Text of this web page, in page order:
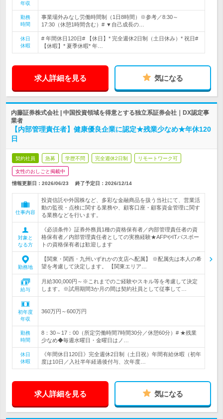
年収
勤務
時間
事業場外みなし労働時間制（1日8時間）※参考／8:30～
17:30（休憩1時間含む）# ▼自己成長の…
休日
休暇
# 年間休日120日# 【休日】* 完全週休2日制（土日休み）* 祝日#
【休暇】* 夏季休暇* 年…
求人詳細を見る 気になる
内藤証券株式会社 | 中国投資領域を得意とする独立系証券会社｜DX認定事
業者
【内部管理責任者】健康優良企業に認定★残業少なめ★年休120
日
契約社員 急募 学歴不問 完全週休2日制 リモートワーク可
女性のおしごと掲載中
情報更新日：2026/06/23 終了予定日： 2026/12/14
仕事内容
投資信託や外国株など、多彩な金融商品を扱う当社にて、営業活
動の監視・点検に関する業務や、顧客口座・顧客資金管理に関す
る業務などを行います。
対象と
なる方
《必須条件》証券外務員1種の資格保有者／内部管理責任者の資
格保有者／内部管理責任者としての実務経験★AFPやITパスポー
トの資格保有者は歓迎します
勤務地
【関東・関西・九州いずれかの支店へ配属】 ※配属先は本人の希
望を考慮して決定します。 【関東エリア…
給与
月給300,000円～※これまでのご経験やスキル等を考慮して決定
します。※試用期間3か月の間は契約社員として従事して…
初年度
年収
360万円～600万円
勤務
時間
8：30～17：00（所定労働時間7時間30分／休憩60分）# ★残業
少なめ◆毎週水曜日・金曜日はノ…
休日
休暇
《年間休日120日》完全週休2日制（土日祝）年間有給休暇（初年
度は10日／入社半年経過後付与、次年度…
求人詳細を見る 気になる